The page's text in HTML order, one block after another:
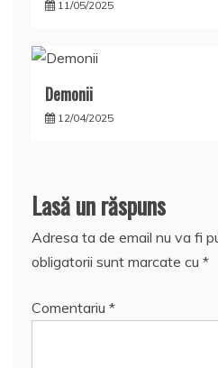
11/05/2025
Demonii
12/04/2025
Lasă un răspuns
Adresa ta de email nu va fi
obligatorii sunt marcate cu *
Comentariu *